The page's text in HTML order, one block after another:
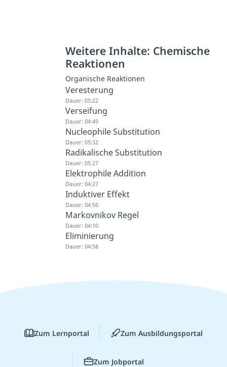
Weitere Inhalte: Chemische
Reaktionen
Organische Reaktionen
Veresterung
Dauer: 05:22
Verseifung
Dauer: 04:49
Nucleophile Substitution
Dauer: 05:32
Radikalische Substitution
Dauer: 05:27
Elektrophile Addition
Dauer: 04:27
Induktiver Effekt
Dauer: 04:56
Markovnikov Regel
Dauer: 04:10
Eliminierung
Dauer: 04:58
Zum Lernportal Zum Ausbildungsportal
Zum Jobportal